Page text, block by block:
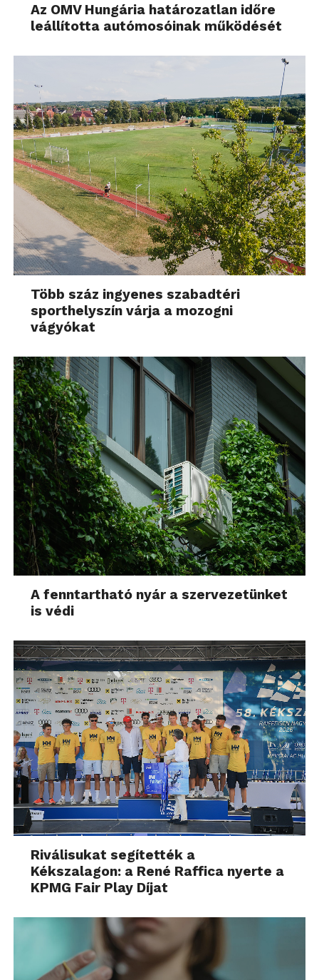
Az OMV Hungária határozatlan időre
leállította autómosóinak működését
Több száz ingyenes szabadtéri
sporthelyszín várja a mozogni
vágyókat
A fenntartható nyár a szervezetünket
is védi
Riválisukat segítették a
Kékszalagon: a René Raffica nyerte a
KPMG Fair Play Díjat